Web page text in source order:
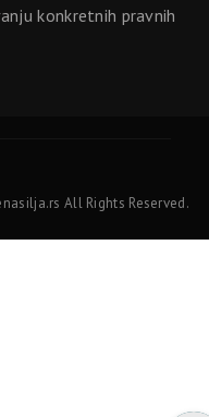
konkretnih pravnih
All Rights Reserved.